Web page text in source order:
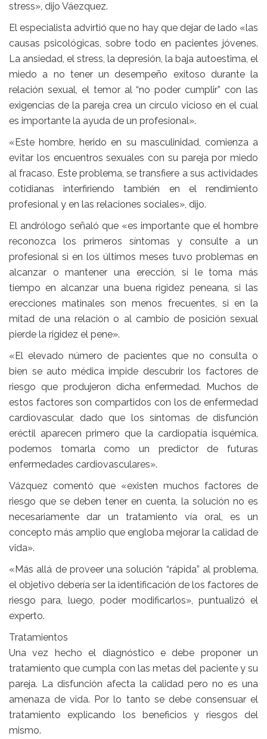
stress», dijo Váezquez.
El especialista advirtió que no hay que dejar de lado «las
causas psicológicas, sobre todo en pacientes jóvenes.
La ansiedad, el stress, la depresión, la baja autoestima, el
miedo a no tener un desempeño exitoso durante la
relación sexual, el temor al “no poder cumplir” con las
exigencias de la pareja crea un círculo vicioso en el cual
es importante la ayuda de un profesional».
«Este hombre, herido en su masculinidad, comienza a
evitar los encuentros sexuales con su pareja por miedo
al fracaso. Este problema, se transfiere a sus actividades
cotidianas interfiriendo también en el rendimiento
profesional y en las relaciones sociales», dijo.
El andrólogo señaló que «es importante que el hombre
reconozca los primeros síntomas y consulte a un
profesional si en los últimos meses tuvo problemas en
alcanzar o mantener una erección, si le toma más
tiempo en alcanzar una buena rigidez peneana, si las
erecciones matinales son menos frecuentes, si en la
mitad de una relación o al cambio de posición sexual
pierde la rigidez el pene».
«El elevado número de pacientes que no consulta o
bien se auto médica impide descubrir los factores de
riesgo que produjeron dicha enfermedad. Muchos de
estos factores son compartidos con los de enfermedad
cardiovascular, dado que los síntomas de disfunción
eréctil aparecen primero que la cardiopatía isquémica,
podemos tomarla como un predictor de futuras
enfermedades cardiovasculares».
Vázquez comentó que «existen muchos factores de
riesgo que se deben tener en cuenta, la solución no es
necesariamente dar un tratamiento vía oral, es un
concepto más amplio que engloba mejorar la calidad de
vida».
«Más allá de proveer una solución “rápida” al problema,
el objetivo debería ser la identificación de los factores de
riesgo para, luego, poder modificarlos», puntualizó el
experto.
Tratamientos
Una vez hecho el diagnóstico e debe proponer un
tratamiento que cumpla con las metas del paciente y su
pareja. La disfunción afecta la calidad pero no es una
amenaza de vida. Por lo tanto se debe consensuar el
tratamiento explicando los beneficios y riesgos del
mismo.